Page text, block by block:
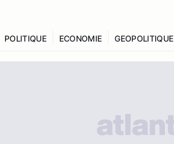
POLITIQUE ECONOMIE GEOPOLITIQUE